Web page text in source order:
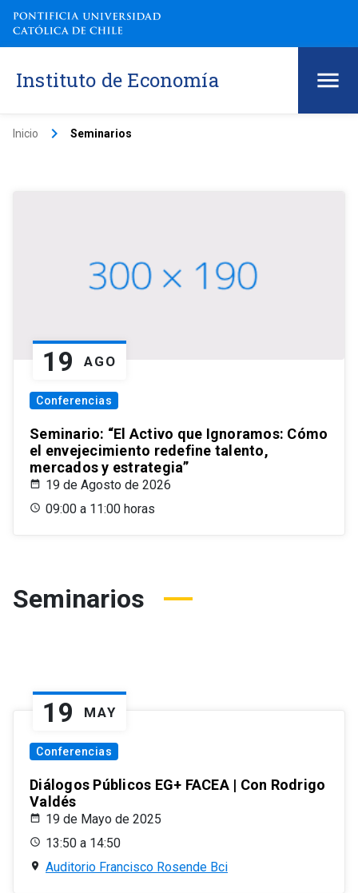
Instituto de Economía
Inicio keyboard_arrow_right Seminarios
19 AGO
Conferencias
Seminario: “El Activo que Ignoramos: Cómo
el envejecimiento redefine talento,
mercados y estrategia”
19 de Agosto de 2026
09:00 a 11:00 horas
Seminarios
19 MAY
Conferencias
Diálogos Públicos EG+ FACEA | Con Rodrigo
Valdés
19 de Mayo de 2025
13:50 a 14:50
Auditorio Francisco Rosende Bci